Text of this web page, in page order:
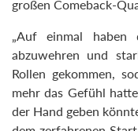
großen Comeback-
„Auf einmal haben
abzuwehren und
Rollen gekommen,
mehr das Gefühl
der Hand geben